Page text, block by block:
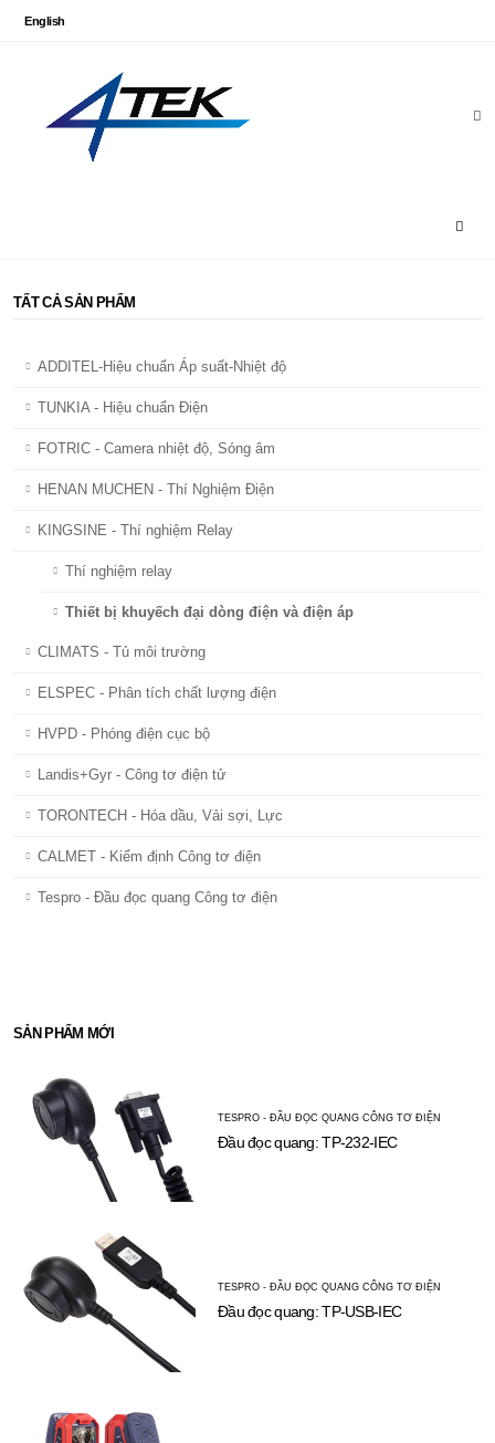
English
TẤT CẢ SẢN PHẨM
ADDITEL-Hiệu chuẩn Áp suất-Nhiệt độ
TUNKIA - Hiệu chuẩn Điện
FOTRIC - Camera nhiệt độ, Sóng âm
HENAN MUCHEN - Thí Nghiệm Điện
KINGSINE - Thí nghiệm Relay
Thí nghiệm relay
Thiết bị khuyếch đại dòng điện và điện áp
CLIMATS - Tủ môi trường
ELSPEC - Phân tích chất lượng điện
HVPD - Phóng điện cục bộ
Landis+Gyr - Công tơ điện tử
TORONTECH - Hóa dầu, Vải sợi, Lực
CALMET - Kiểm định Công tơ điện
Tespro - Đầu đọc quang Công tơ điện
SẢN PHẨM MỚI
TESPRO - ĐẦU ĐỌC QUANG CÔNG TƠ ĐIỆN
Đầu đọc quang: TP-232-IEC
TESPRO - ĐẦU ĐỌC QUANG CÔNG TƠ ĐIỆN
Đầu đọc quang: TP-USB-IEC